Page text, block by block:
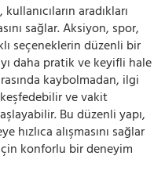
aradıkları
sağlar. Aksiyon, spor,
seçeneklerin düzenli bir
daha pratik ve keyifli hale
kaybolmadan, ilgi
ve vakit
Bu düzenli yapı,
hızlıca alışmasını sağlar
konforlu bir deneyim